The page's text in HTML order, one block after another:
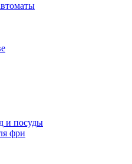
и посуды
фри